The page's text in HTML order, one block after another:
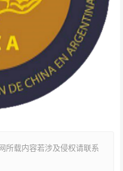
所载内容若涉及侵权请联系